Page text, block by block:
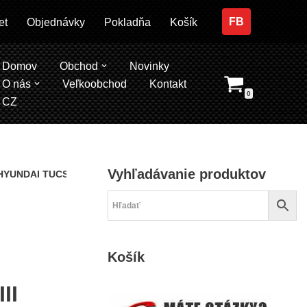
Objednávky Pokladňa Košík FB
Domov Obchod
Novinky
O nás
Veľkoobchod
Kontakt
CZ
0
TUCSON 15-20, SANTA FE III 12-18, KIA SORENTO III 15-
Vyhľadávanie produktov
Košík